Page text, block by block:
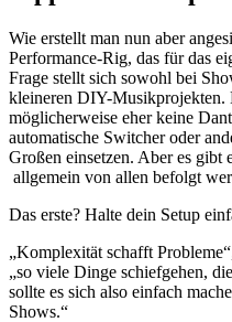
Wie erstellt man nun aber
Performance-Rig, das für das
Frage stellt sich sowohl bei
kleineren DIY-Musikprojekten.
möglicherweise eher keine
automatische Switcher oder
Großen einsetzen. Aber es
allgemein von allen befolgt
Das erste? Halte dein Setup
„Komplexität schafft
„so viele Dinge schiefgehen,
sollte es sich also einfach
Shows.“